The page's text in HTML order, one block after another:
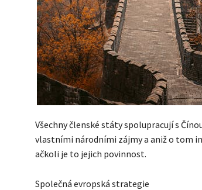
Všechny členské státy spolupracují s
vlastními národními zájmy a aniž o tom
ačkoli je to jejich povinnost.
Společná evropská strategie